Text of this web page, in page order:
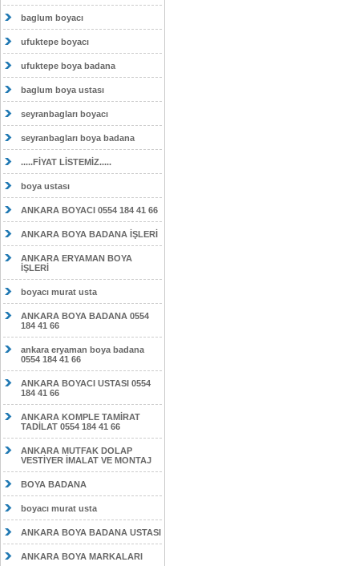
baglum boyacı
ufuktepe boyacı
ufuktepe boya badana
baglum boya ustası
seyranbagları boyacı
seyranbagları boya badana
.....FİYAT LİSTEMİZ.....
boya ustası
ANKARA BOYACI 0554 184 41 66
ANKARA BOYA BADANA İŞLERİ
ANKARA ERYAMAN BOYA
İŞLERİ
boyacı murat usta
ANKARA BOYA BADANA 0554
184 41 66
ankara eryaman boya badana
0554 184 41 66
ANKARA BOYACI USTASI 0554
184 41 66
ANKARA KOMPLE TAMİRAT
TADİLAT 0554 184 41 66
ANKARA MUTFAK DOLAP
VESTİYER İMALAT VE MONTAJ
BOYA BADANA
boyacı murat usta
ANKARA BOYA BADANA USTASI
ANKARA BOYA MARKALARI